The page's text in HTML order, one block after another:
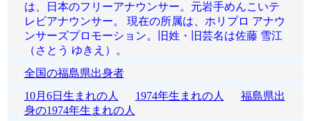
は、日本のフリーアナウンサー。元岩手めんこいテ
レビアナウンサー。 現在の所属は、ホリプロ アナウ
ンサーズプロモーション。旧姓・旧芸名は佐藤 雪江
（さとう ゆきえ）。
全国の福島県出身者
10月6日生まれの人
1974年生まれの人
福島県出
身の1974年生まれの人